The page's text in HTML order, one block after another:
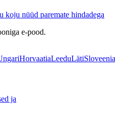
nüüd paremate hindadega
e-pood.
HorvaatiaLeeduLätiSloveenia
ja